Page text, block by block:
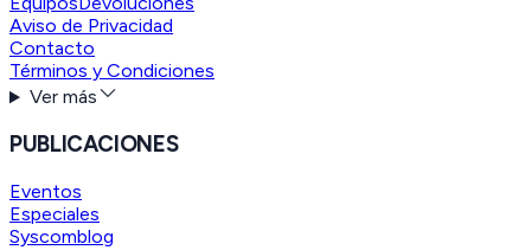
Aviso de Privacidad
Contacto
Términos y Condiciones
Ver más
PUBLICACIONES
Eventos
Especiales
Syscomblog